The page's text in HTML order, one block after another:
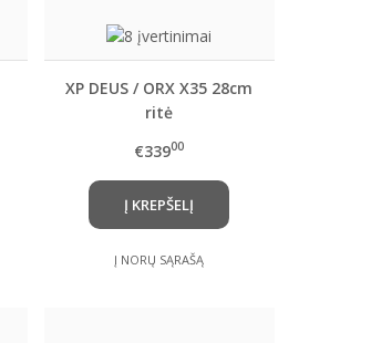
XP DEUS / ORX X35 28cm
ritė
€33900
Į KREPŠELĮ
Į NORŲ SĄRAŠĄ